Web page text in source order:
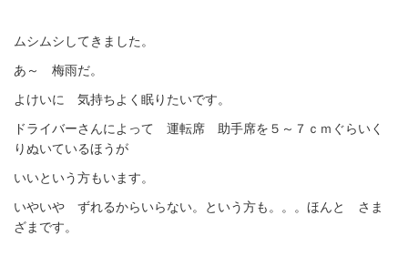
ムシムシしてきました。
あ～ 梅雨だ。
よけいに 気持ちよく眠りたいです。
ドライバーさんによって 運転席 助手席を５～７ｃｍぐらいく
りぬいているほうが
いいという方もいます。
いやいや ずれるからいらない。という方も。。。ほんと さま
ざまです。